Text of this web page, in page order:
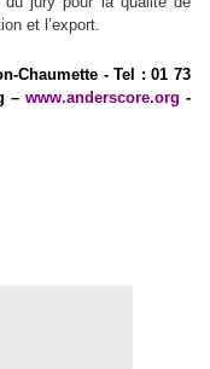
et l’export.
Chaumette - Tel : 01 73
– www.anderscore.org -